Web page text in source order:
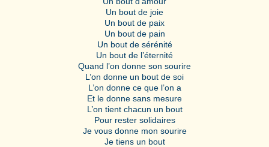
Un bout de joie
Un bout de paix
Un bout de pain
Un bout de sérénité
Un bout de l’éternité
Quand l’on donne son sourire
L’on donne un bout de soi
L’on donne ce que l’on a
Et le donne sans mesure
L’on tient chacun un bout
Pour rester solidaires
Je vous donne mon sourire
Je tiens un bout